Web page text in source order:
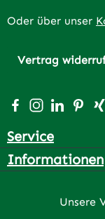
Oder über unser
Vertrag
Besuche uns auf
Schau auf
Vernetze
Lass
Service
Informationen
Unsere